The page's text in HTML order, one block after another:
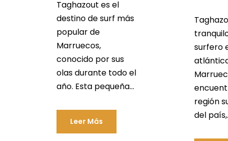
Taghazout es el
destino de surf más
popular de
Marruecos,
conocido por sus
olas durante todo el
año. Esta pequeña...
Leer Más
surfero
región
del